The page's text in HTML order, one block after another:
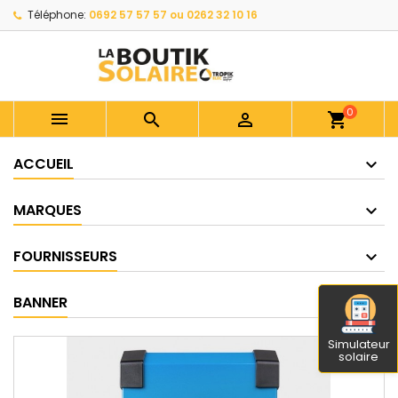
Téléphone: 0692 57 57 57 ou 0262 32 10 16
   shopping_cart0
ACCUEIL
MARQUES
FOURNISSEURS
BANNER
Simulateur
solaire